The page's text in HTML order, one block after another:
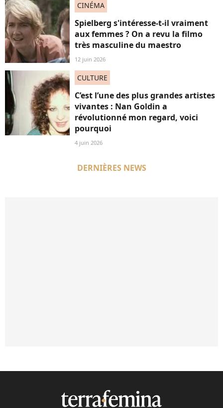
CINÉMA
Spielberg s'intéresse-t-il vraiment
aux femmes ? On a revu la filmo
très masculine du maestro
12 juin 2026
CULTURE
C’est l’une des plus grandes artistes
vivantes : Nan Goldin a
révolutionné mon regard, voici
pourquoi
4 juin 2026
DERNIÈRES NEWS